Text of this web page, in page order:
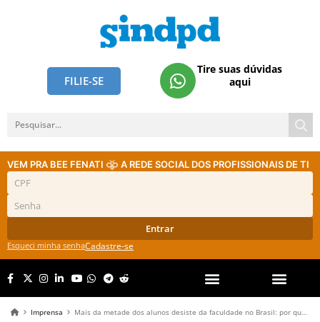
FILIE-SE
Tire suas dúvidas
aqui
VEM PRA BEE FENATI A REDE SOCIAL DOS PROFISSIONAIS DE TI
Entrar
Esqueci minha senhaCadastre-se
Imprensa Mais da metade dos alunos desiste da faculdade no Brasil: por que TI tem um dos maiores abandonos?